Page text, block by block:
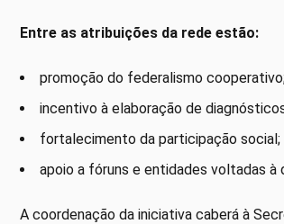
Entre as atribuições da rede estão:
promoção do federalismo
incentivo à elaboração de
fortalecimento da participação social;
apoio a fóruns e entidades voltadas
A coordenação da iniciativa caberá à